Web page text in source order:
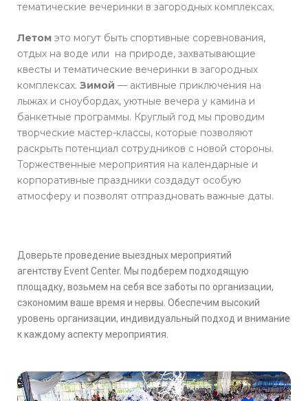
тематические вечеринки в загородных комплексах.
Летом это могут быть спортивные соревнования,
отдых на воде или на природе, захватывающие
квесты и тематические вечеринки в загородных
комплексах. Зимой — активные приключения на
лыжах и сноубордах, уютные вечера у камина и
банкетные программы. Круглый год мы проводим
творческие мастер-классы, которые позволяют
раскрыть потенциал сотрудников с новой стороны.
Торжественные мероприятия на календарные и
корпоративные праздники создадут особую
атмосферу и позволят отпраздновать важные даты.
Доверьте проведение выездных мероприятий
агентству Event Center. Мы подберем подходящую
площадку, возьмем на себя все заботы по организации,
сэкономим ваше время и нервы. Обеспечим высокий
уровень организации, индивидуальный подход и внимание
к каждому аспекту мероприятия.